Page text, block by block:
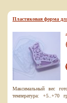
Пластиковая форма
Максимальный вес
температура: +5..+70